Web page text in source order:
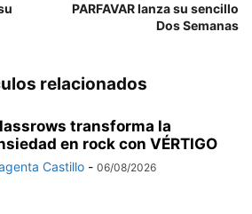
PARFAVAR lanza su sencillo
Dos Semanas
relacionados
transforma la
en rock con VÉRTIGO
Castillo - 06/08/2026